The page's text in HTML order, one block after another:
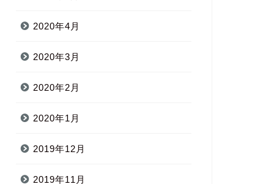
2020年4月
2020年3月
2020年2月
2020年1月
2019年12月
2019年11月